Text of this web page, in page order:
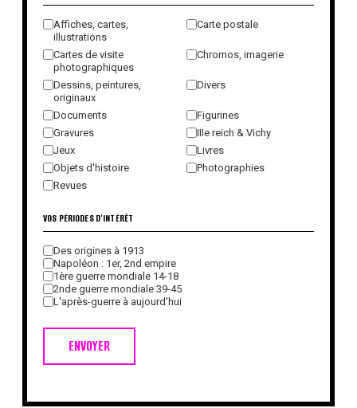
Affiches, cartes,
illustrations
Carte postale
Cartes de visite
photographiques
Chromos, imagerie
Dessins, peintures,
originaux
Divers
Documents
Figurines
Gravures
IIIe reich & Vichy
Jeux
Livres
Objets d'histoire
Photographies
Revues
ENVOYER
VOS PÉRIODES D'INTÉRÊT
Des origines à 1913
Napoléon : 1er, 2nd empire
1ère guerre mondiale 14-18
2nde guerre mondiale 39-45
L'après-guerre à aujourd'hui